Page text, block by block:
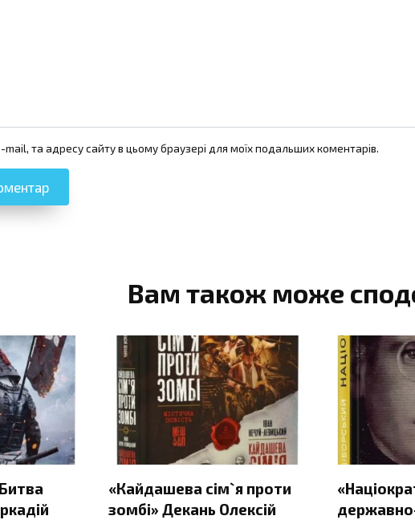
mail, та адресу сайту в цьому браузері для моїх подальших коментарів.
Вам також може
«Кайдашева сім`я проти
зомбі» Декань Олексій